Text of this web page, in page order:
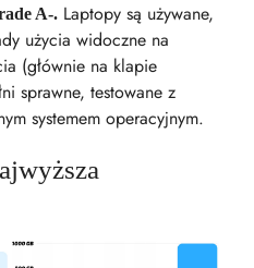
A-. Laptopy są używane,
użycia widoczne na
(głównie na klapie
sprawne, testowane z
systemem operacyjnym.